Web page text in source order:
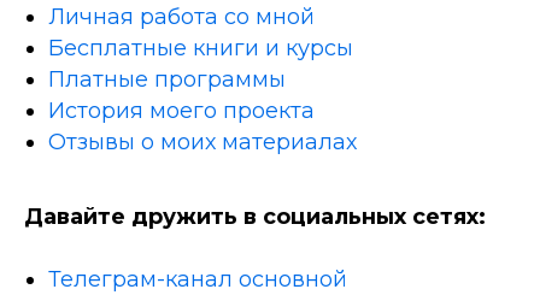
Личная работа со мной
Бесплатные книги и курсы
Платные программы
История моего проекта
Отзывы о моих материалах
Давайте дружить в социальных сетях:
Телеграм-канал основной